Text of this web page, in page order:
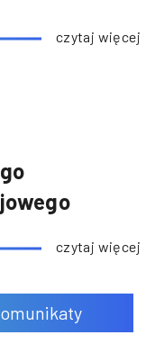
czytaj więcej
czytaj więcej